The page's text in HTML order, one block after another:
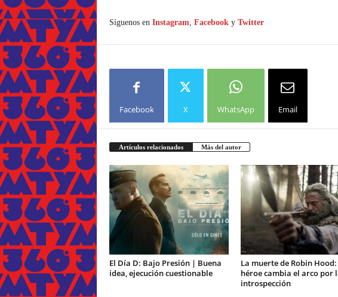
Síguenos en Instagram, Facebooky Twitter
Facebook X WhatsApp Email
Artículos relacionados Más del autor
El Día D: Bajo Presión | Buena
idea, ejecución cuestionable
La muerte de Robin Hood:
héroe cambia el arco por
introspección